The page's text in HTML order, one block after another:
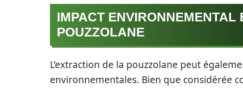
IMPACT ENVIRONNEMENTAL
POUZZOLANE
L’extraction de la pouzzolane peut
environnementales. Bien que considérée